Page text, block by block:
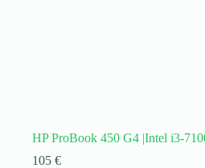
HP ProBook 450 G4 |Intel i3-
105 €